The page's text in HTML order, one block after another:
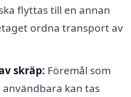
flyttas till en annan
ordna transport av
skräp: Föremål som
kan tas